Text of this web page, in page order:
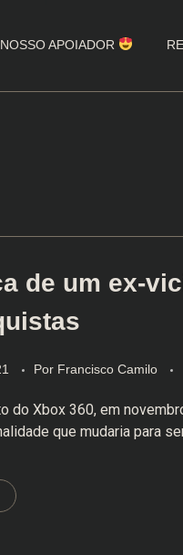
APOIADOR
de um ex-
Por Francisco Camilo
do Xbox 360, em
que mudaria para